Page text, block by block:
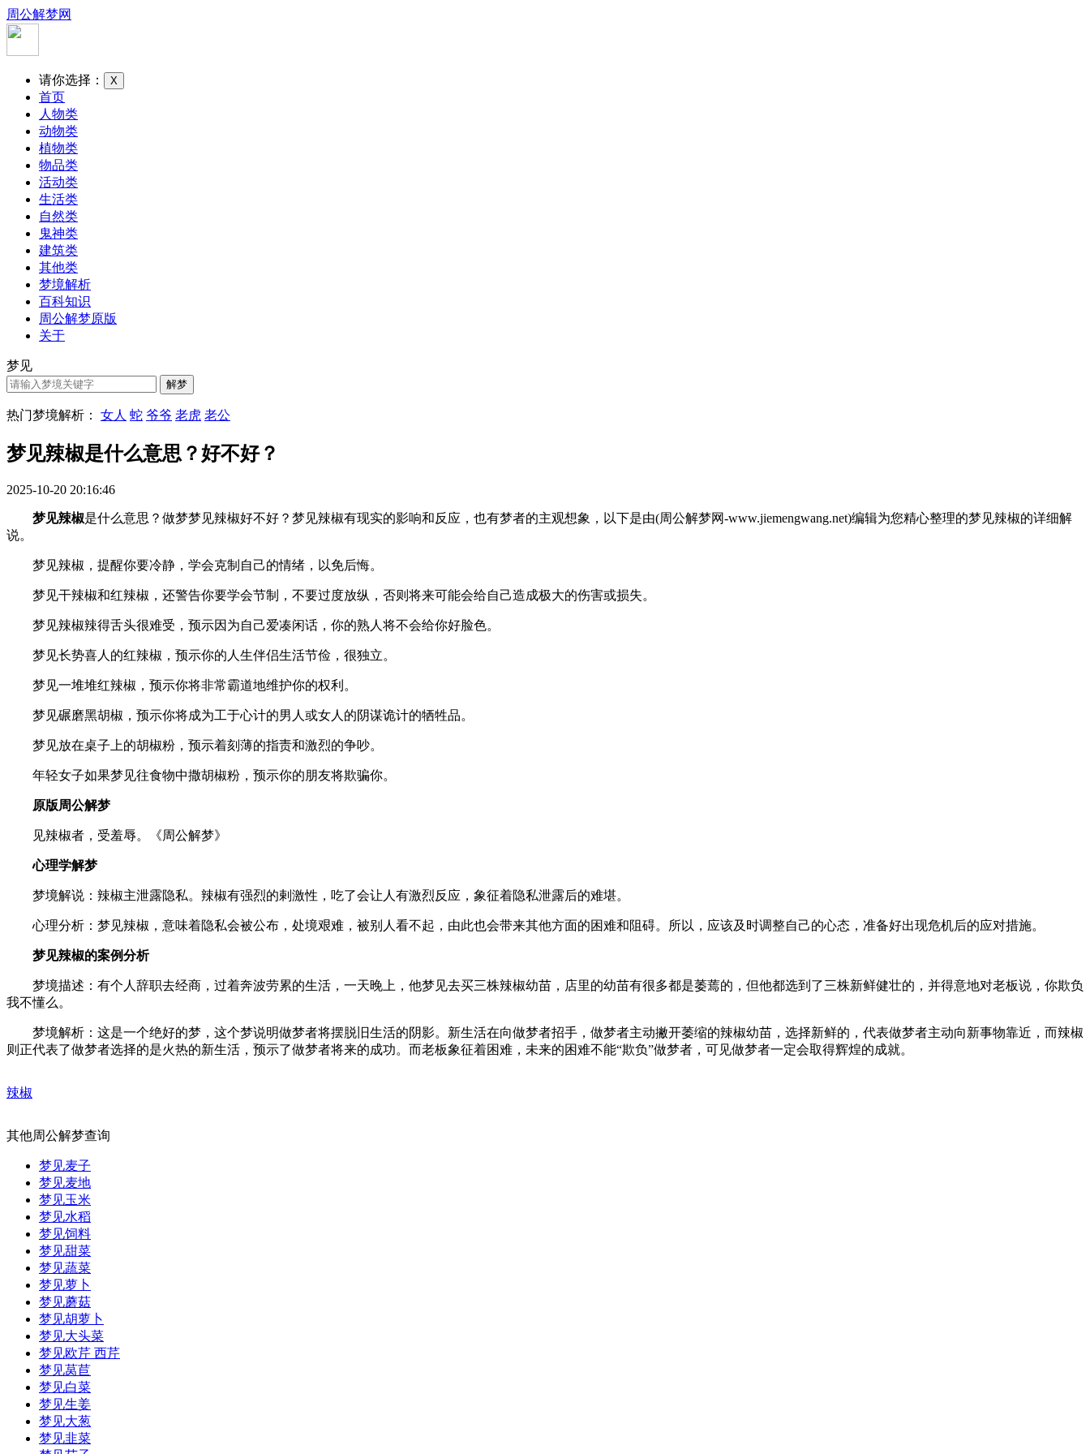
周公解梦网
请你选择： X
首页
人物类
动物类
植物类
物品类
活动类
生活类
自然类
鬼神类
建筑类
其他类
梦境解析
百科知识
周公解梦原版
关于
梦见
热门梦境解析： 女人 蛇 爷爷 老虎 老公
梦见辣椒是什么意思？好不好？
2025-10-20 20:16:46
梦见辣椒是什么意思？做梦梦见辣椒好不好？梦见辣椒有现实的影响和反应，也有梦者的主观想象，以下是由(周公解梦网-www.jiemengwang.net)编辑为您精心整理的梦见辣椒的详细解
说。
梦见辣椒，提醒你要冷静，学会克制自己的情绪，以免后悔。
梦见干辣椒和红辣椒，还警告你要学会节制，不要过度放纵，否则将来可能会给自己造成极大的伤害或损失。
梦见辣椒辣得舌头很难受，预示因为自己爱凑闲话，你的熟人将不会给你好脸色。
梦见长势喜人的红辣椒，预示你的人生伴侣生活节俭，很独立。
梦见一堆堆红辣椒，预示你将非常霸道地维护你的权利。
梦见碾磨黑胡椒，预示你将成为工于心计的男人或女人的阴谋诡计的牺牲品。
梦见放在桌子上的胡椒粉，预示着刻薄的指责和激烈的争吵。
年轻女子如果梦见往食物中撒胡椒粉，预示你的朋友将欺骗你。
原版周公解梦
见辣椒者，受羞辱。《周公解梦》
心理学解梦
梦境解说：辣椒主泄露隐私。辣椒有强烈的剌激性，吃了会让人有激烈反应，象征着隐私泄露后的难堪。
心理分析：梦见辣椒，意味着隐私会被公布，处境艰难，被别人看不起，由此也会带来其他方面的困难和阻碍。所以，应该及时调整自己的心态，准备好出现危机后的应对措施。
梦见辣椒的案例分析
梦境描述：有个人辞职去经商，过着奔波劳累的生活，一天晚上，他梦见去买三株辣椒幼苗，店里的幼苗有很多都是萎蔫的，但他都选到了三株新鲜健壮的，并得意地对老板说，你欺负
我不懂么。
梦境解析：这是一个绝好的梦，这个梦说明做梦者将摆脱旧生活的阴影。新生活在向做梦者招手，做梦者主动撇开萎缩的辣椒幼苗，选择新鲜的，代表做梦者主动向新事物靠近，而辣椒
则正代表了做梦者选择的是火热的新生活，预示了做梦者将来的成功。而老板象征着困难，未来的困难不能“欺负”做梦者，可见做梦者一定会取得辉煌的成就。
辣椒
其他周公解梦查询
梦见麦子
梦见麦地
梦见玉米
梦见水稻
梦见饲料
梦见甜菜
梦见蔬菜
梦见萝卜
梦见蘑菇
梦见胡萝卜
梦见大头菜
梦见欧芹 西芹
梦见莴苣
梦见白菜
梦见生姜
梦见大葱
梦见韭菜